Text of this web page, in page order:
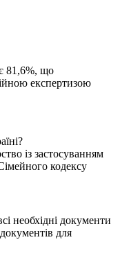
81,6%, що
експертизою
із застосуванням
кодексу
необхідні документи
для